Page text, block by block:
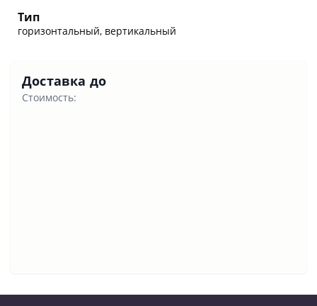
Тип
горизонтальный, вертикальный
Доставка до
Стоимость: